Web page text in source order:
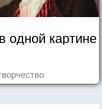
одной картине